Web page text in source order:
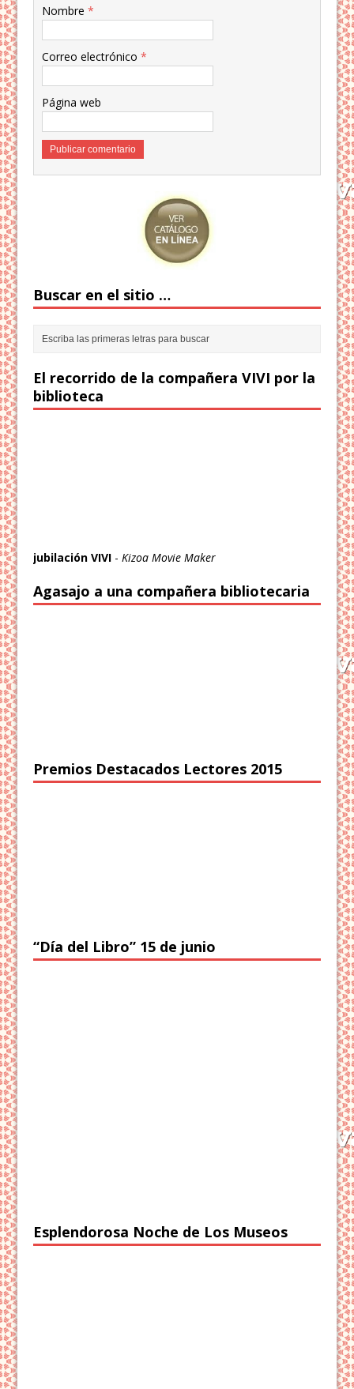
Nombre*
Correo electrónico*
Página web
Buscar en el sitio …
El recorrido de la compañera VIVI por la
biblioteca
jubilación VIVI - Kizoa Movie Maker
Agasajo a una compañera bibliotecaria
Premios Destacados Lectores 2015
“Día del Libro” 15 de junio
Esplendorosa Noche de Los Museos